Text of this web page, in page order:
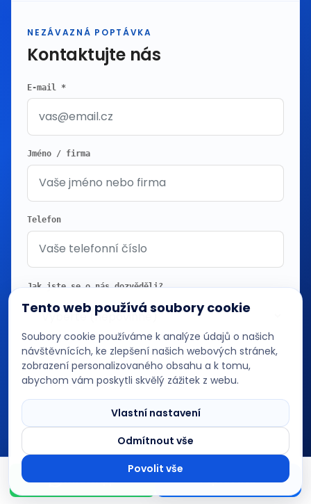
WhatsApp Poptat web
NEZÁVAZNÁ POPTÁVKA
Kontaktujte nás
E-mail *
Jméno / firma
Telefon
Jak jste se o nás dozvěděli?
Zpráva *
Odeslat formulář
Tento web používá soubory cookie
Soubory cookie používáme k analýze údajů o našich
návštěvnících, ke zlepšení našich webových stránek,
zobrazení personalizovaného obsahu a k tomu,
abychom vám poskytli skvělý zážitek z webu.
Vlastní nastavení
Odmítnout vše
Povolit vše
DevBoys AI asistent